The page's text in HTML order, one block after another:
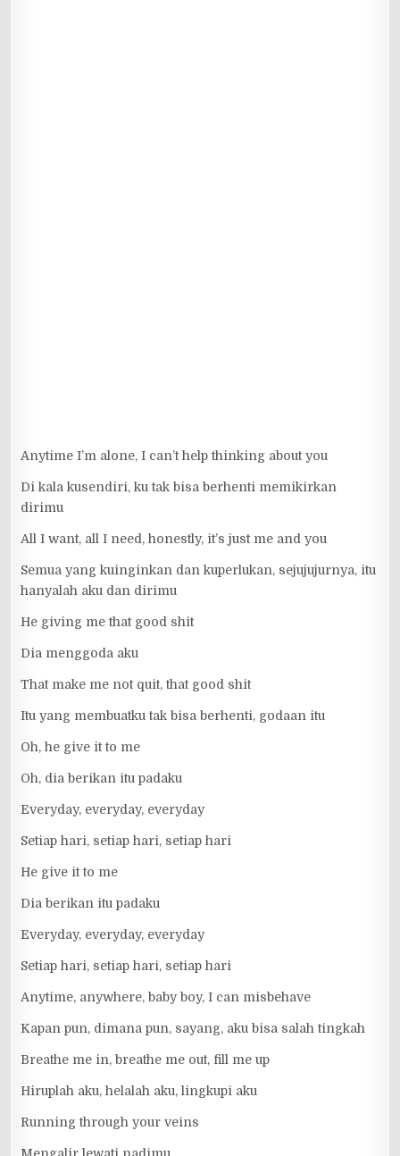
Anytime I’m alone, I can’t help thinking about you
Di kala kusendiri, ku tak bisa berhenti memikirkan
dirimu
All I want, all I need, honestly, it’s just me and you
Semua yang kuinginkan dan kuperlukan, sejujujurnya, itu
hanyalah aku dan dirimu
He giving me that good shit
Dia menggoda aku
That make me not quit, that good shit
Itu yang membuatku tak bisa berhenti, godaan itu
Oh, he give it to me
Oh, dia berikan itu padaku
Everyday, everyday, everyday
Setiap hari, setiap hari, setiap hari
He give it to me
Dia berikan itu padaku
Everyday, everyday, everyday
Setiap hari, setiap hari, setiap hari
Anytime, anywhere, baby boy, I can misbehave
Kapan pun, dimana pun, sayang, aku bisa salah tingkah
Breathe me in, breathe me out, fill me up
Hiruplah aku, helalah aku, lingkupi aku
Running through your veins
Mengalir lewati nadimu